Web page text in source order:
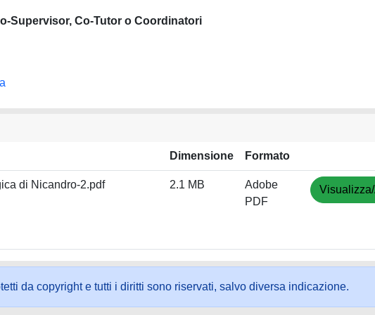
Supervisor, Co-Tutor o Coordinatori
Dimensione Formato
di Nicandro-2.pdf 2.1 MB
Adobe
PDF
da copyright e tutti i diritti sono riservati, salvo diversa indicazione.